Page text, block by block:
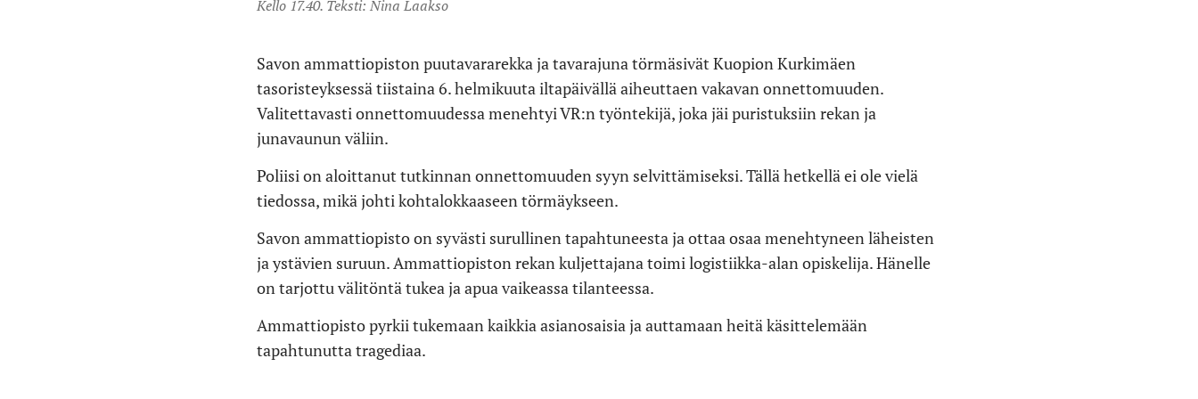
Kello 17.40. Teksti: Nina Laakso
Savon ammattiopiston puutavararekka ja tavarajuna törmäsivät Kuopion Kurkimäen
tasoristeyksessä tiistaina 6. helmikuuta iltapäivällä aiheuttaen vakavan onnettomuuden.
Valitettavasti onnettomuudessa menehtyi VR:n työntekijä, joka jäi puristuksiin rekan ja
junavaunun väliin.
Poliisi on aloittanut tutkinnan onnettomuuden syyn selvittämiseksi. Tällä hetkellä ei ole vielä
tiedossa, mikä johti kohtalokkaaseen törmäykseen.
Savon ammattiopisto on syvästi surullinen tapahtuneesta ja ottaa osaa menehtyneen läheisten
ja ystävien suruun. Ammattiopiston rekan kuljettajana toimi logistiikka-alan opiskelija. Hänelle
on tarjottu välitöntä tukea ja apua vaikeassa tilanteessa.
Ammattiopisto pyrkii tukemaan kaikkia asianosaisia ja auttamaan heitä käsittelemään
tapahtunutta tragediaa.